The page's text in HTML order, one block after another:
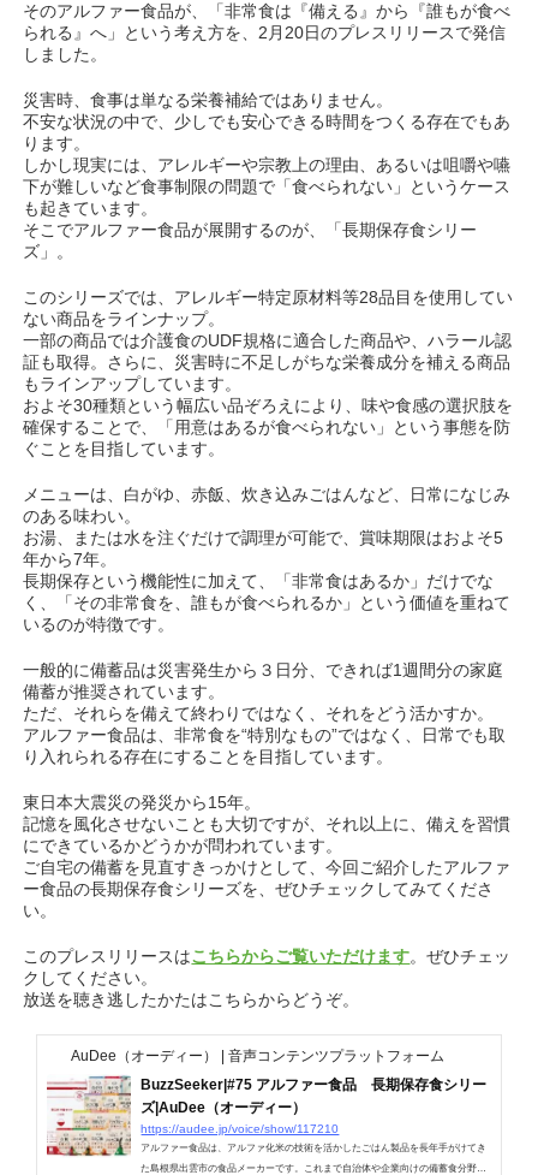
そのアルファー食品が、「非常食は『備える』から『誰もが食べ
られる』へ」という考え方を、2月20日のプレスリリースで発信
しました。
災害時、食事は単なる栄養補給ではありません。
不安な状況の中で、少しでも安心できる時間をつくる存在でもあ
ります。
しかし現実には、アレルギーや宗教上の理由、あるいは咀嚼や嚥
下が難しいなど食事制限の問題で「食べられない」というケース
も起きています。
そこでアルファー食品が展開するのが、「長期保存食シリー
ズ」。
このシリーズでは、アレルギー特定原材料等28品目を使用してい
ない商品をラインナップ。
一部の商品では介護食のUDF規格に適合した商品や、ハラール認
証も取得。さらに、災害時に不足しがちな栄養成分を補える商品
もラインアップしています。
およそ30種類という幅広い品ぞろえにより、味や食感の選択肢を
確保することで、「用意はあるが食べられない」という事態を防
ぐことを目指しています。
メニューは、白がゆ、赤飯、炊き込みごはんなど、日常になじみ
のある味わい。
お湯、または水を注ぐだけで調理が可能で、賞味期限はおよそ5
年から7年。
長期保存という機能性に加えて、「非常食はあるか」だけでな
く、「その非常食を、誰もが食べられるか」という価値を重ねて
いるのが特徴です。
一般的に備蓄品は災害発生から３日分、できれば1週間分の家庭
備蓄が推奨されています。
ただ、それらを備えて終わりではなく、それをどう活かすか。
アルファー食品は、非常食を“特別なもの”ではなく、日常でも取
り入れられる存在にすることを目指しています。
東日本大震災の発災から15年。
記憶を風化させないことも大切ですが、それ以上に、備えを習慣
にできているかどうかが問われています。
ご自宅の備蓄を見直すきっかけとして、今回ご紹介したアルファ
ー食品の長期保存食シリーズを、ぜひチェックしてみてくださ
い。
このプレスリリースはこちらからご覧いただけます。ぜひチェッ
クしてください。
放送を聴き逃したかたはこちらからどうぞ。
AuDee（オーディー） | 音声コンテンツプラットフォーム
BuzzSeeker|#75 アルファー食品 長期保存食シリー
ズ|AuDee（オーディー）
https://audee.jp/voice/show/117210
アルファー食品は、アルファ化米の技術を活かしたごはん製品を長年手がけてき
た島根県出雲市の食品メーカーです。これまで自治体や企業向けの備蓄食分野で